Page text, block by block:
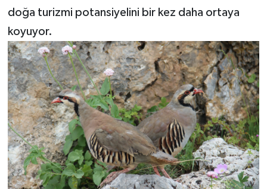
doğa turizmi potansiyelini bir kez daha ortaya
koyuyor.